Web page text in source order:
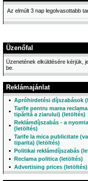
Az elmúlt 3 nap legolvasottabb
Üzenőfal
Üzenetének elküldésére kérjük,
be.
Reklámajánlat
Apróhirdetési díjszabások
Tarife pentru marea
tipărită a ziarului) (letöltés)
Reklámdíjszabás - a
(letöltés)
Tarife la mica publicitate
tiparita) (letöltés)
Politikai reklámdíjszabás
Reclama politica (letöltés)
Advertising prices (letöltés)